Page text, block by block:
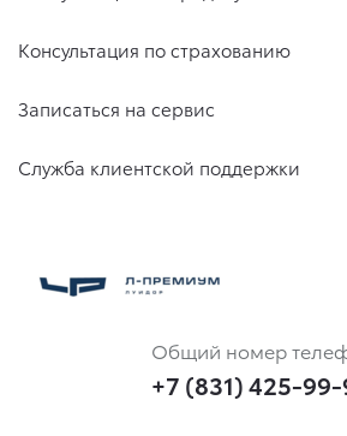
Консультация по страхованию
Записаться на сервис
Служба клиентской поддержки
Общий номер
+7 (831) 425-